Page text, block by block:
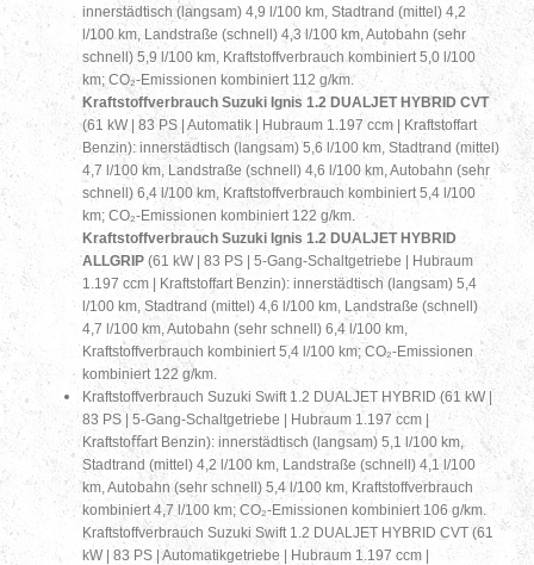
innerstädtisch (langsam) 4,9 l/100 km, Stadtrand (mittel) 4,2
l/100 km, Landstraße (schnell) 4,3 l/100 km, Autobahn (sehr
schnell) 5,9 l/100 km, Kraftstoffverbrauch kombiniert 5,0 l/100
km; CO₂-Emissionen kombiniert 112 g/km.
Kraftstoffverbrauch Suzuki Ignis 1.2 DUALJET HYBRID CVT
(61 kW | 83 PS | Automatik | Hubraum 1.197 ccm | Kraftstoffart
Benzin): innerstädtisch (langsam) 5,6 l/100 km, Stadtrand (mittel)
4,7 l/100 km, Landstraße (schnell) 4,6 l/100 km, Autobahn (sehr
schnell) 6,4 l/100 km, Kraftstoffverbrauch kombiniert 5,4 l/100
km; CO₂-Emissionen kombiniert 122 g/km.
Kraftstoffverbrauch Suzuki Ignis 1.2 DUALJET HYBRID
ALLGRIP (61 kW | 83 PS | 5-Gang-Schaltgetriebe | Hubraum
1.197 ccm | Kraftstoffart Benzin): innerstädtisch (langsam) 5,4
l/100 km, Stadtrand (mittel) 4,6 l/100 km, Landstraße (schnell)
4,7 l/100 km, Autobahn (sehr schnell) 6,4 l/100 km,
Kraftstoffverbrauch kombiniert 5,4 l/100 km; CO₂-Emissionen
kombiniert 122 g/km.
Kraftstoffverbrauch Suzuki Swift 1.2 DUALJET HYBRID (61 kW |
83 PS | 5-Gang-Schaltgetriebe | Hubraum 1.197 ccm |
Kraftstoﬀart Benzin): innerstädtisch (langsam) 5,1 l/100 km,
Stadtrand (mittel) 4,2 l/100 km, Landstraße (schnell) 4,1 l/100
km, Autobahn (sehr schnell) 5,4 l/100 km, Kraftstoffverbrauch
kombiniert 4,7 l/100 km; CO₂-Emissionen kombiniert 106 g/km.
Kraftstoffverbrauch Suzuki Swift 1.2 DUALJET HYBRID CVT (61
kW | 83 PS | Automatikgetriebe | Hubraum 1.197 ccm |